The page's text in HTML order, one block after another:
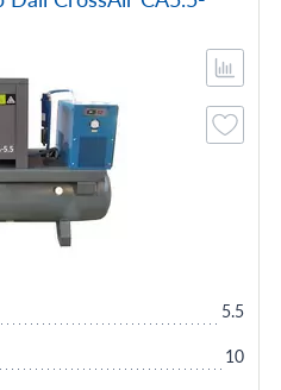
5.5
10